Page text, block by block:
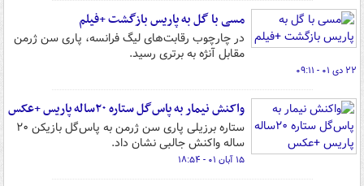
مسی با گل به پاریس بازگشت +فیلم
در چارچوب رقابت‌های لیگ فرانسه، پاری سن ژرمن
مقابل آنژه به برتری رسید.
۲۲ دی ۰۱ - ۰۹:۱۱
واکنش نیمار به پاس‌گل ستاره ۲۰ساله پاریس +عکس
ستاره برزیلی پاری سن ژرمن به پاس‌گل بازیکن ۲۰
ساله واکنش جالبی نشان داد.
۱۵ آبان ۰۱ - ۱۸:۵۴